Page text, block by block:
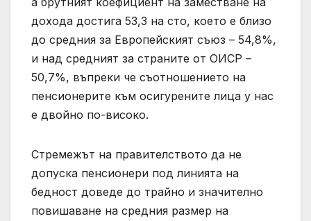
дохода достига 53,3 на сто, което е близо
до средния за Европейският съюз – 54,8%,
и над средният за страните от ОИСР –
50,7%, въпреки че съотношението на
пенсионерите към осигурените лица у нас
е двойно по-високо.
Стремежът на правителството да не
допуска пенсионери под линията на
бедност доведе до трайно и значително
повишаване на средния размер на